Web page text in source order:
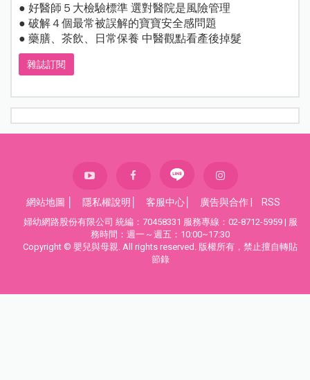
● 好醫師５大檢驗標準 選對醫院是風險管理
● 破解４個最常被誤解的寶寶安全感問題
● 藥膳、茶飲、日常保養 中醫觀點看產後掉髮
雜誌訂閱
網站地圖 隱私權說明 客服中心 廣告與合作 RSS
婦幼網路股份有限公司 統編：70458331 服務專線：02-8712-5959 | 服
務時間：週一～週五：10:00~17:30
Copyright © 嬰兒與母親. All rights reserved. 版權所有，禁止擅自轉貼
節錄